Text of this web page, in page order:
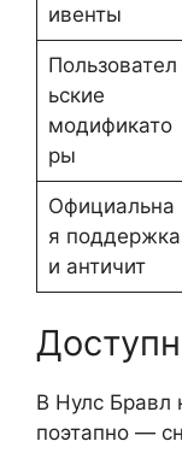
ивенты
Пользовател
ьские
модификато
ры
Официальна
я поддержка
и античит
В Нулс
поэтапно —